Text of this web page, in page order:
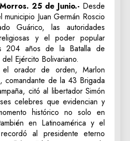
25 de Junio.- Desde
Juan Germán Roscio
Guárico, las autoridades
y el poder popular
204 años de la Batalla de
Ejército Bolivariano.
orador de orden, Marlon
comandante de la 43 Brigada
citó al libertador Simón
celebres que evidencian y
histórico no solo en
en Latinoamérica y el
al presidente eterno